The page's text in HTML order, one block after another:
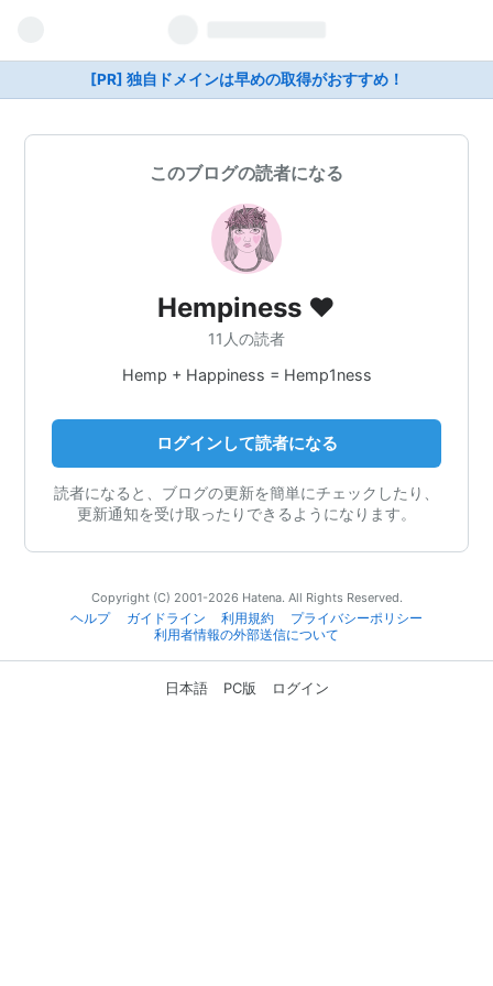
[PR] 独自ドメインは早めの取得がおすすめ！
このブログの読者になる
Hempiness ❤
11人の読者
Hemp + Happiness = Hemp1ness
ログインして読者になる
読者になると、ブログの更新を簡単にチェックしたり、
更新通知を受け取ったりできるようになります。
Copyright (C) 2001-2026 Hatena. All Rights Reserved.
ヘルプ
ガイドライン 利用規約
プライバシーポリシー
利用者情報の外部送信について
日本語 PC版 ログイン